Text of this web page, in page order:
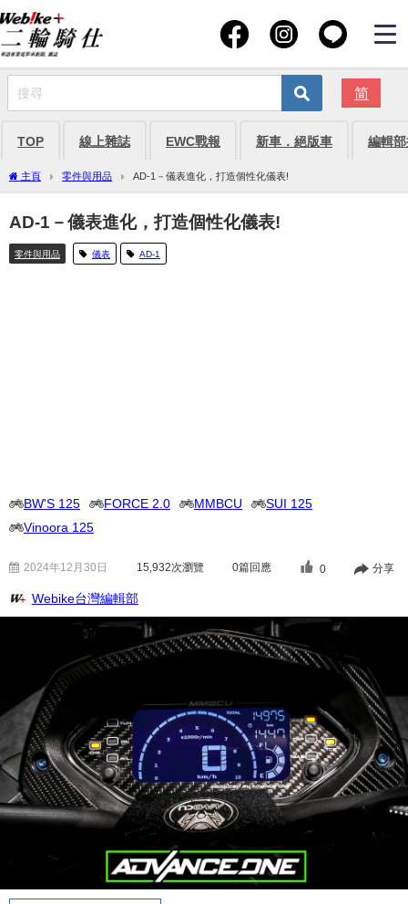
简
TOP 線上雜誌 EWC戰報 新車．絕版車 編輯
主頁 零件與用品 AD-1－儀表進化，打造個性化儀表!
AD-1－儀表進化，打造個性化儀表!
零件與用品 儀表 AD-1
BW'S 125 FORCE 2.0 MMBCU
SUI 125
Vinoora 125
2024年12月30日 15,932次瀏覽 0篇回應 0 分享
Webike台灣編輯部